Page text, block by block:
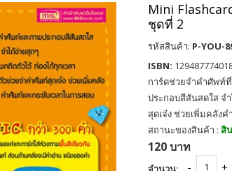
Mini
ชุดที่ 2
รหัสสินค้า: P-YOU-
ISBN:
การ์ดช่วยจำคำศัพท์
ประกอบสีสันสดใส จ
สุดเจ๋ง ช่วยเพิ่มคลัง
สถานะของสินค้า : สิ
120 บาท